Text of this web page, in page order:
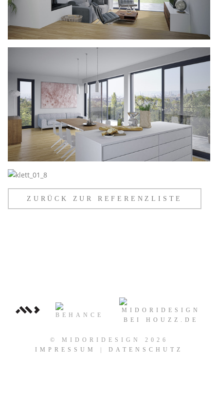
ZURÜCK ZUR REFERENZLISTE
© MIDORIDESIGN 2026
IMPRESSUM
DATENSCHUTZ